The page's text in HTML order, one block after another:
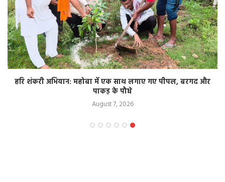
हरि शंकरी अभियान: महोबा में एक साथ लगाए गए पीपल, बरगद और
पाकड़ के पौधे
August 7, 2026